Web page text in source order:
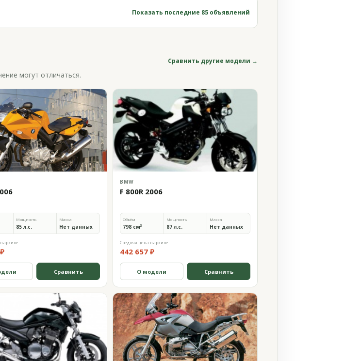
Показать последние 85 объявлений
Сравнить другие модели →
могут отличаться.
Мощность
85 л.с.
Масса
Нет данных
архиве
Сравнить
BMW
F 800R 2006
Объём
798 см³
Мощность
87 л.с.
Масса
Нет данных
Средняя цена в архиве
442 657 ₽
О модели Сравнить